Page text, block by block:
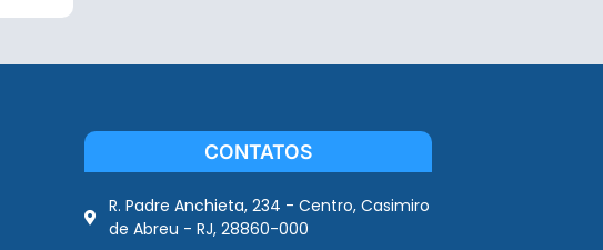
CONTATOS
R. Padre Anchieta, 234 - Centro, Casimiro
de Abreu - RJ, 28860-000